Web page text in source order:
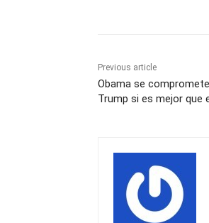
Previous article
Obama se
Trump si es mejor que